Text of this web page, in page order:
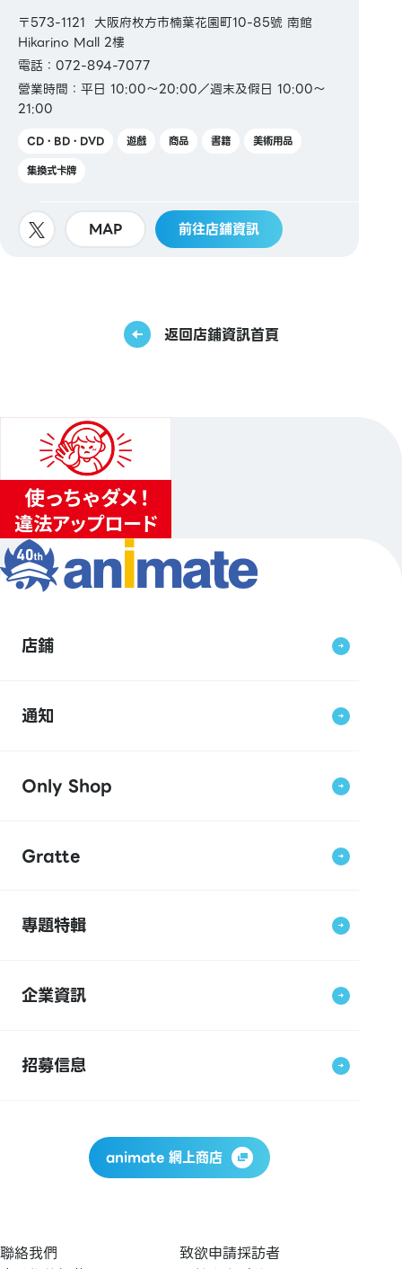
〒573-1121 大阪府枚方市楠葉花園町10-85號 南館
Hikarino Mall 2樓
電話：072-894-7077
營業時間：平日 10:00～20:00／週末及假日 10:00～
21:00
CD・BD・DVD 遊戲 商品 書籍
美術用品
集換式卡牌
MAP 前往店鋪資訊
返回店鋪資訊首頁
店鋪
通知
Only Shop
Gratte
專題特輯
企業資訊
招募信息
animate 網上商店
聯絡我們
致欲申請採訪者